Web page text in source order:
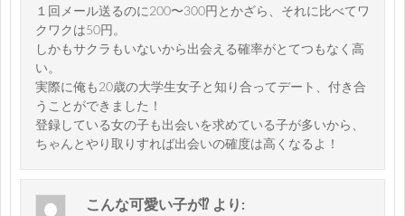
１回メール送るのに200〜300円とかざら、それに比べてワ
クワクは50円。
しかもサクラもいないから出会える確率がとてつもなく高
い。
実際に俺も20歳の大学生女子と知り合ってデート、付き合
うことができました！
登録している女の子も出会いを求めている子が多いから、
ちゃんとやり取りすれば出会いの確度は高くなるよ！
こんな可愛い子が⁉︎ より: